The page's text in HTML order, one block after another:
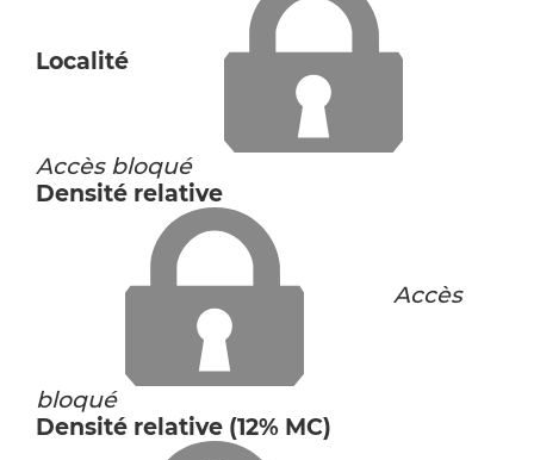
Localité
Accès bloqué
Densité relative
Accès
bloqué
Densité relative (12% MC)